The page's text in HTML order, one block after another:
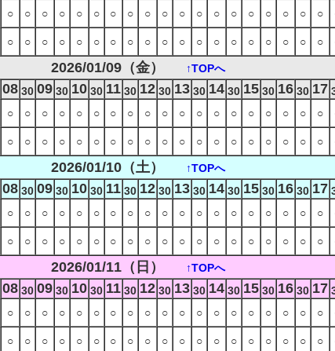
○ ○ ○ ○ ○ ○ ○ ○ ○ ○ ○ ○ ○ ○ ○ ○ ○ ○ ○
○ ○ ○ ○ ○ ○ ○ ○ ○ ○ ○ ○ ○ ○ ○ ○ ○ ○ ○
2026/01/09（金）
↑TOPへ
08 30 09 30 10 30 11 30 12 30 13 30 14 30 15 30 16 30 17
○ ○ ○ ○ ○ ○ ○ ○ ○ ○ ○ ○ ○ ○ ○ ○ ○ ○ ○
○ ○ ○ ○ ○ ○ ○ ○ ○ ○ ○ ○ ○ ○ ○ ○ ○ ○ ○
2026/01/10（土）
↑TOPへ
08 30 09 30 10 30 11 30 12 30 13 30 14 30 15 30 16 30 17
○ ○ ○ ○ ○ ○ ○ ○ ○ ○ ○ ○ ○ ○ ○ ○ ○ ○ ○
○ ○ ○ ○ ○ ○ ○ ○ ○ ○ ○ ○ ○ ○ ○ ○ ○ ○ ○
2026/01/11（日）
↑TOPへ
08 30 09 30 10 30 11 30 12 30 13 30 14 30 15 30 16 30 17
○ ○ ○ ○ ○ ○ ○ ○ ○ ○ ○ ○ ○ ○ ○ ○ ○ ○ ○
○ ○ ○ ○ ○ ○ ○ ○ ○ ○ ○ ○ ○ ○ ○ ○ ○ ○ ○